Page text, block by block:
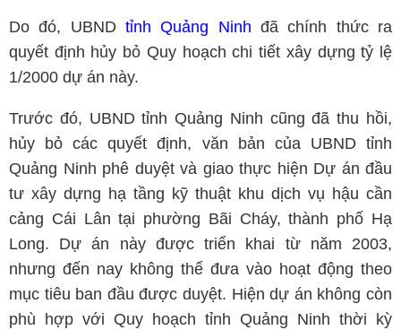
Do đó, UBND tỉnh Quảng Ninh đã chính thức ra
quyết định hủy bỏ Quy hoạch chi tiết xây dựng tỷ lệ
1/2000 dự án này.
Trước đó, UBND tỉnh Quảng Ninh cũng đã thu hồi,
hủy bỏ các quyết định, văn bản của UBND tỉnh
Quảng Ninh phê duyệt và giao thực hiện Dự án đầu
tư xây dựng hạ tầng kỹ thuật khu dịch vụ hậu cần
cảng Cái Lân tại phường Bãi Cháy, thành phố Hạ
Long. Dự án này được triển khai từ năm 2003,
nhưng đến nay không thể đưa vào hoạt động theo
mục tiêu ban đầu được duyệt. Hiện dự án không còn
phù hợp với Quy hoạch tỉnh Quảng Ninh thời kỳ